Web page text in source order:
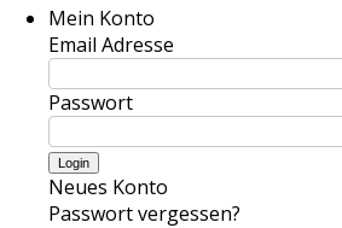
Mein Konto
Email Adresse
Passwort
Neues Konto
Passwort vergessen?